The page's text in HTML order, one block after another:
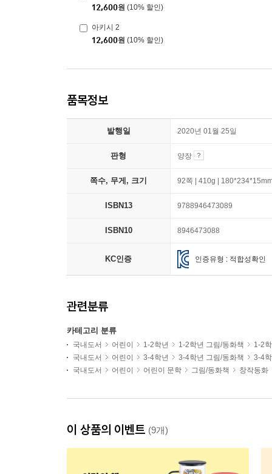
12,600원 (10% 할인)
아키시 2
12,600원 (10% 할인)
품목정보
발행일 2020년 01월 25일
판형 양장
쪽수, 무게, 크기 92쪽 | 410g |
ISBN13 9788946473089
ISBN10 8946473088
KC인증 인증유형 : 적합성확인
관련분류
카테고리 분류
국내도서 어린이 1-2학년 1-2학년 그림/동화책
1-2
국내도서
어린이 3-4학년 3-4학년 그림/동화책
3-4
국내도서
어린이 어린이 문학 그림/동화책 창작동화
이 상품의 이벤트 (9개)